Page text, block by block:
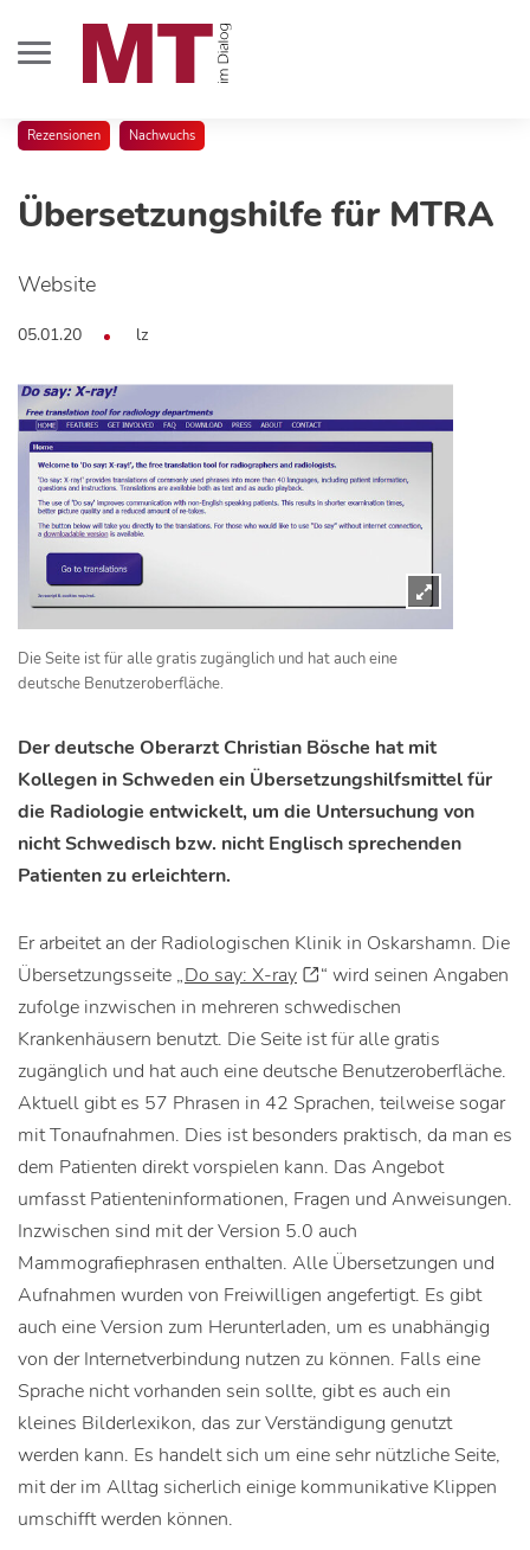
Rezensionen Nachwuchs
Übersetzungshilfe für MTRA
Website
05.01.20 lz
Die Seite ist für alle gratis zugänglich und hat auch eine
deutsche Benutzeroberfläche.
Der deutsche Oberarzt Christian Bösche hat mit
Kollegen in Schweden ein Übersetzungshilfsmittel für
die Radiologie entwickelt, um die Untersuchung von
nicht Schwedisch bzw. nicht Englisch sprechenden
Patienten zu erleichtern.
Er arbeitet an der Radiologischen Klinik in Oskarshamn. Die
Übersetzungsseite „Do say: X-ray
“ wird seinen Angaben
zufolge inzwischen in mehreren schwedischen
Krankenhäusern benutzt. Die Seite ist für alle gratis
zugänglich und hat auch eine deutsche Benutzeroberfläche.
Aktuell gibt es 57 Phrasen in 42 Sprachen, teilweise sogar
mit Tonaufnahmen. Dies ist besonders praktisch, da man es
dem Patienten direkt vorspielen kann. Das Angebot
umfasst Patienteninformationen, Fragen und Anweisungen.
Inzwischen sind mit der Version 5.0 auch
Mammografiephrasen enthalten. Alle Übersetzungen und
Aufnahmen wurden von Freiwilligen angefertigt. Es gibt
auch eine Version zum Herunterladen, um es unabhängig
von der Internetverbindung nutzen zu können. Falls eine
Sprache nicht vorhanden sein sollte, gibt es auch ein
kleines Bilderlexikon, das zur Verständigung genutzt
werden kann. Es handelt sich um eine sehr nützliche Seite,
mit der im Alltag sicherlich einige kommunikative Klippen
umschifft werden können.